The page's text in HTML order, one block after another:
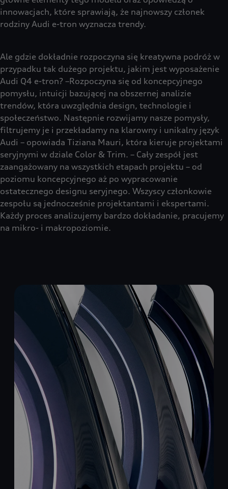
innowacjach, które sprawiają, że najnowszy członek
rodziny Audi e-tron wyznacza trendy.
Ale gdzie dokładnie rozpoczyna się kreatywna podróż w
przypadku tak dużego projektu, jakim jest wyposażenie
Audi Q4 e-tron? –Rozpoczyna się od koncepcyjnego
pomysłu, intuicji bazującej na obszernej analizie
trendów, która uwzględnia design, technologie i
społeczeństwo. Następnie rozwijamy nasze pomysły,
filtrujemy je i przekładamy na klarowny i unikalny język
Audi – opowiada Tiziana Mauri, która kieruje projektami
seryjnymi w dziale Color & Trim. – Cały zespół jest
zaangażowany na wszystkich etapach projektu – od
poziomu koncepcyjnego aż po wypracowanie
ostatecznego designu seryjnego. Wszyscy członkowie
zespołu są jednocześnie projektantami i ekspertami.
Każdy proces analizujemy bardzo dokładanie, pracujemy
na mikro- i makropoziomie.